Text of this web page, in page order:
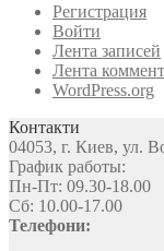
Регистрация
Войти
Лента записей
Лента
WordPress.org
Контакти
04053, г. Киев, ул.
График работы:
Пн-Пт: 09.30-18.00
Сб: 10.00-17.00
Телефони: